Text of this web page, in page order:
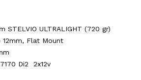
STELVIO ULTRALIGHT (720 gr)
12mm, Flat Mount
Di2 2x12v